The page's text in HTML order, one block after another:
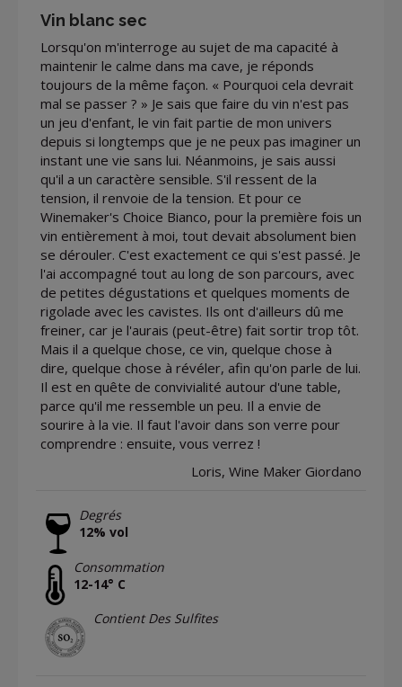
Vin blanc sec
Lorsqu'on m'interroge au sujet de ma capacité à
maintenir le calme dans ma cave, je réponds
toujours de la même façon. « Pourquoi cela devrait
mal se passer ? » Je sais que faire du vin n'est pas
un jeu d'enfant, le vin fait partie de mon univers
depuis si longtemps que je ne peux pas imaginer un
instant une vie sans lui. Néanmoins, je sais aussi
qu'il a un caractère sensible. S'il ressent de la
tension, il renvoie de la tension. Et pour ce
Winemaker's Choice Bianco, pour la première fois un
vin entièrement à moi, tout devait absolument bien
se dérouler. C'est exactement ce qui s'est passé. Je
l'ai accompagné tout au long de son parcours, avec
de petites dégustations et quelques moments de
rigolade avec les cavistes. Ils ont d'ailleurs dû me
freiner, car je l'aurais (peut-être) fait sortir trop tôt.
Mais il a quelque chose, ce vin, quelque chose à
dire, quelque chose à révéler, afin qu'on parle de lui.
Il est en quête de convivialité autour d'une table,
parce qu'il me ressemble un peu. Il a envie de
sourire à la vie. Il faut l'avoir dans son verre pour
comprendre : ensuite, vous verrez !
Loris, Wine Maker Giordano
Degrés
12% vol
Consommation
12-14° C
Contient Des Sulfites